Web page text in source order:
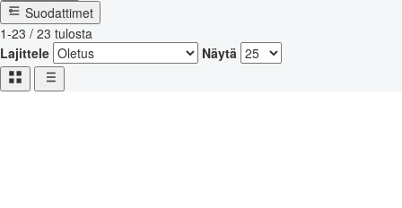
Suodattimet
1-23 / 23 tulosta
Lajittele
Näytä